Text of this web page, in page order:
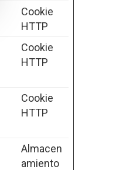
Cookie
HTTP
Cookie
HTTP
Cookie
HTTP
Almacen
amiento